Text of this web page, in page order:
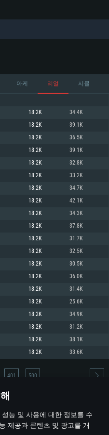
능 및 사용에 대한 정보를 수
제공과 콘텐츠 및 광고를 개
구사항
AMD Radeon 77XX / NVIDIA
)
트)
Xeon 은 지원하지 않습니다)
Pro 5200 (Mac), 혹은 이와 비슷한 성
소 해상도: 720p
)
트)
래픽 드라이버를 지원하는 NVIDIA
가지며 최신 그래픽 드라이버를 지
해상도 720p)
)
래픽 드라이버를 지원하는 NVIDIA
을 가지며 최신 그래픽 드라이버를
사양 지원 해상도 720p) 이상
)
아케 리얼 시뮬
18.2K 34.4K
18.2K 39.1K
18.2K 36.5K
18.2K 39.1K
18.2K 32.8K
18.2K 33.2K
18.2K 34.7K
18.2K 42.1K
18.2K 34.3K
18.2K 37.8K
18.2K 31.7K
18.2K 32.5K
18.2K 30.5K
18.2K 36.0K
18.2K 31.4K
18.2K 25.6K
18.2K 34.9K
18.2K 31.2K
18.2K 38.1K
18.2K 33.6K
401 500